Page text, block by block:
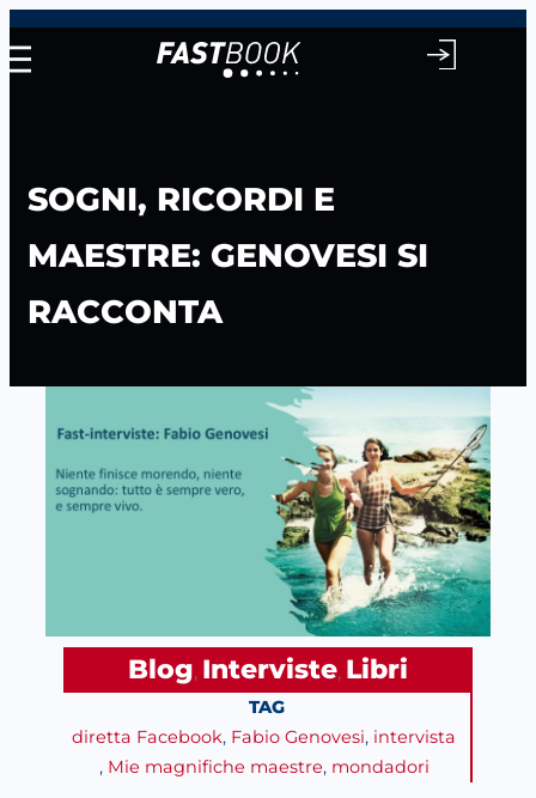
Vai
al
SOGNI, RICORDI E
MAESTRE: GENOVESI SI
RACCONTA
Blog, Interviste, Libri
TAG
diretta Facebook, Fabio Genovesi, intervista
, Mie magnifiche maestre, mondadori